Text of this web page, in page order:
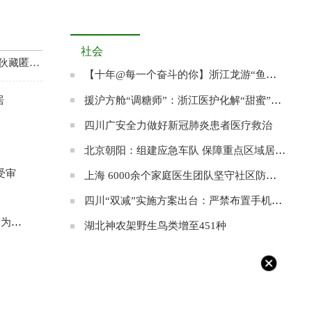
网络诈骗团伙藏匿缅北作案 涉案金额近2000万元
审
限
社会
【十年@每一个奋斗的你】浙江龙游“鱼王”张双其：愿为农村养出一条“共富鱼”
援沪方舱“调糖师”：浙江医护化解“甜蜜”的烦恼
四川广安全力做好新冠肺炎患者医疗救治
北京朝阳：组建应急车队 保障重点区域居民就医
上海 6000余个家庭医生团队坚守社区防控阵地
四川“双减”实施方案出台：严禁布置手机打卡作业
湖北神农架野生鸟类增至451种